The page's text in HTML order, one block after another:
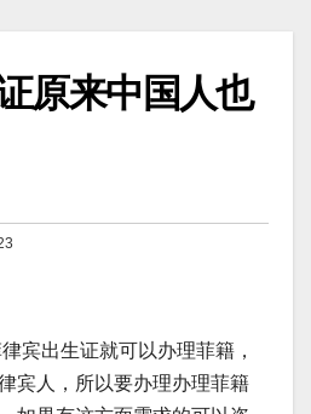
原来中国人也
宾出生证就可以办理菲籍，
宾人，所以要办理办理菲籍